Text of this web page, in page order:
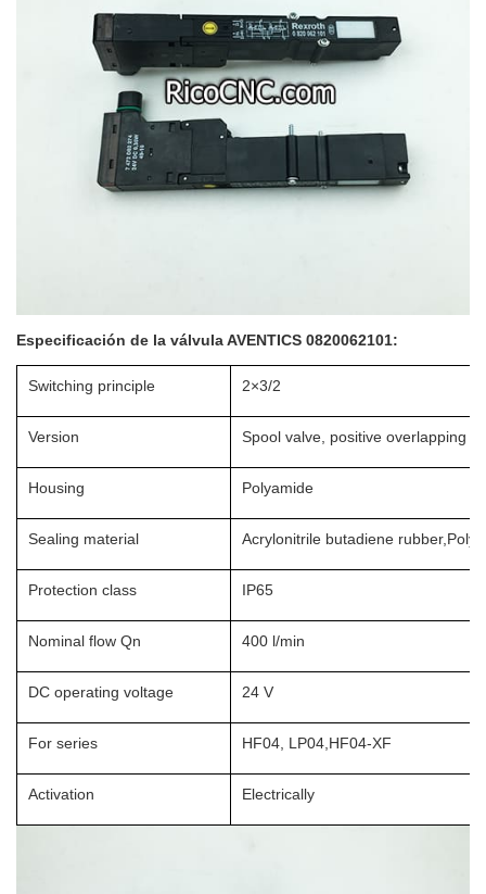
Especificación de la válvula AVENTICS 0820062101:
Switching principle 2×3/2
Version Spool valve, positive overlapping
Housing Polyamide
Sealing material Acrylonitrile butadiene
Protection class IP65
Nominal flow Qn 400 l/min
DC operating voltage 24 V
For series HF04, LP04,HF04-XF
Activation Electrically